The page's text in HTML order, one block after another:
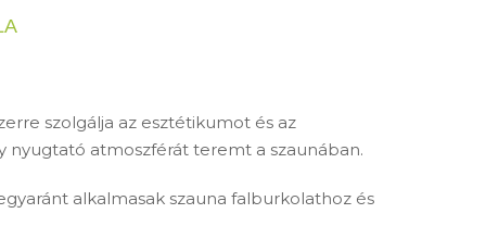
szolgálja az esztétikumot és az
atmoszférát teremt a szaunában.
alkalmasak szauna falburkolathoz és